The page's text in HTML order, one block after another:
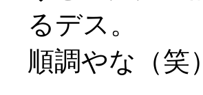
るデス。
順調やな（笑）